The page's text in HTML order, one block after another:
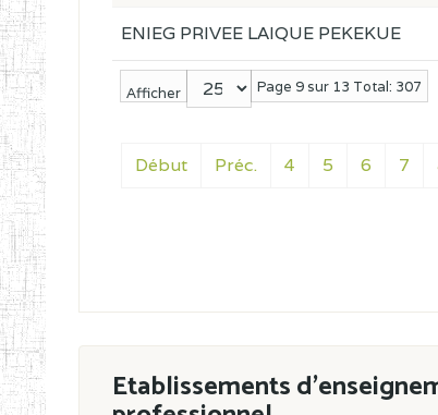
Afficher Page 9 sur 13 Total: 307
Début Préc. 4 5 6 7
ENIEG PRIVEE LAIQUE PEKEKUE
Etablissements